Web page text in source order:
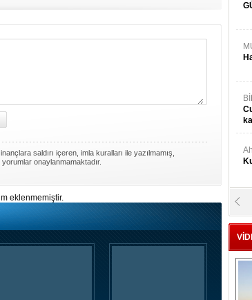
saldırı içeren, imla kuralları ile yazılmamış,
onaylanmamaktadır.
eklenmemiştir.